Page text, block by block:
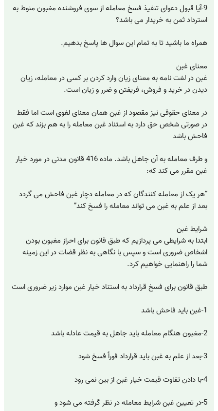
9-آیا قبول دعوای تنفیذ فسخ معامله از سوی فروشنده مغبون منوط به
استرداد ثمن به خریدار می باشد؟
همراه ما باشید تا به تمام این سوال ها پاسخ بدهیم.
معنای غبن
غبن در لغت نامه به معنای زیان وارد کردن بر کسی در معامله، زیان
دیدن در خرید و فروش، فریفتن و ضرر و زیان است.
در معنای حقوقی نیز مقصود از غبن همان معنای لغوی است اما فقط
در صورتی شخص حق دارد به استناد غبن معامله را به هم بزند که غبن
فاحش باشد
و طرف معامله به آن جاهل باشد. ماده 416 قانون مدنی در مورد خیار
غبن مقرر می کند که:
“هر یک از معامله کنندگان که در معامله دچار غبن فاحش می گردد
بعد از علم به غبن می تواند معامله را فسخ کند”
شرایط غبن
ابتدا به شرایطی می پردازیم که طبق قانون برای احراز مغبون بودن
اشخاص ضروری است و سپس با نگاهی به نظر قضات در این زمینه
شما را راهنمایی خواهیم کرد.
طبق قانون برای فسخ قرارداد به استناد خیار غبن موارد زیر ضروری است